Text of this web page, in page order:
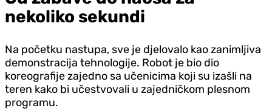
nekoliko sekundi
Na početku nastupa, sve je djelovalo kao zanimljiva
demonstracija tehnologije. Robot je bio dio
koreografije zajedno sa učenicima koji su izašli na
teren kako bi učestvovali u zajedničkom plesnom
programu.